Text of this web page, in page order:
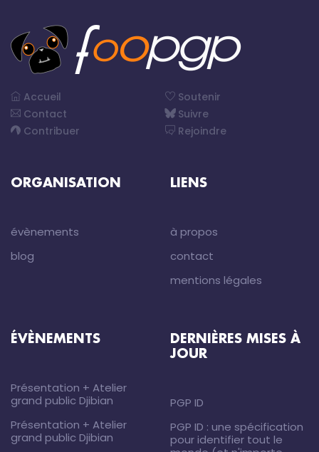
Accueil
Contact
Contribuer
Soutenir
Suivre
Rejoindre
ORGANISATION
évènements
blog
LIENS
à propos
contact
mentions légales
ÉVÈNEMENTS
Présentation + Atelier
grand public Djibian
Présentation + Atelier
grand public Djibian
DERNIÈRES MISES À
JOUR
PGP ID
PGP ID : une spécification
pour identifier tout le